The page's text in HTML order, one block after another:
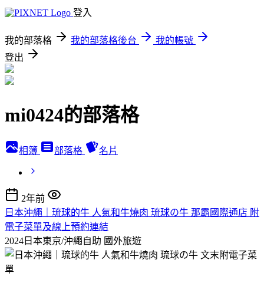
登入
我的部落格 我的部落格後台
我的帳號
登出
mi0424的部落格
相簿 部落格 名片
2年前
日本沖繩｜琉球的牛 人氣和牛燒肉 琉球の牛 那霸國際通店 附
電子菜單及線上預約連結
2024日本東京/沖繩自助 國外旅遊